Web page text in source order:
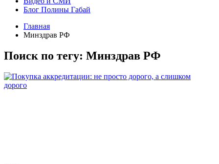
Блог Полины Габай
Главная
Минздрав РФ
Поиск по тегу: Минздрав РФ